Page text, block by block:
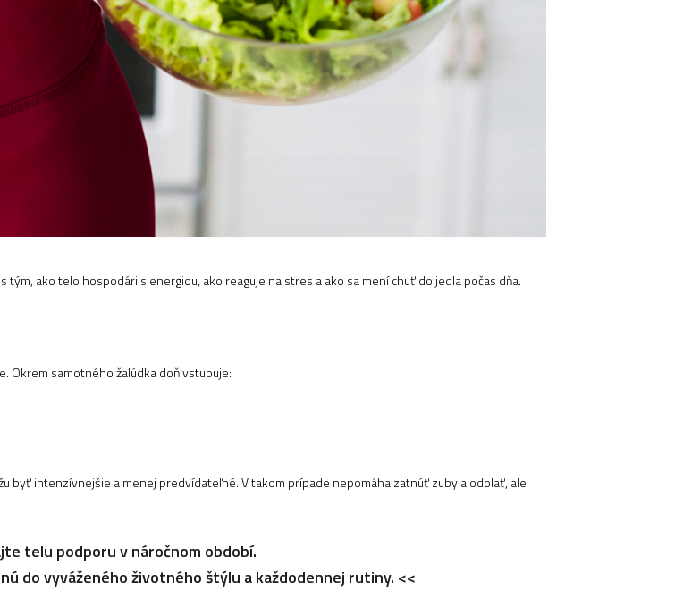
ako telo hospodári s energiou, ako reaguje na stres a ako sa mení chuť do jedla počas dňa.
Okrem samotného žalúdka doň vstupuje:
byť intenzívnejšie a menej predvídateľné. V takom prípade nepomáha zatnúť zuby a odolať, ale
telu podporu v náročnom období.
do vyváženého životného štýlu a každodennej rutiny. <<